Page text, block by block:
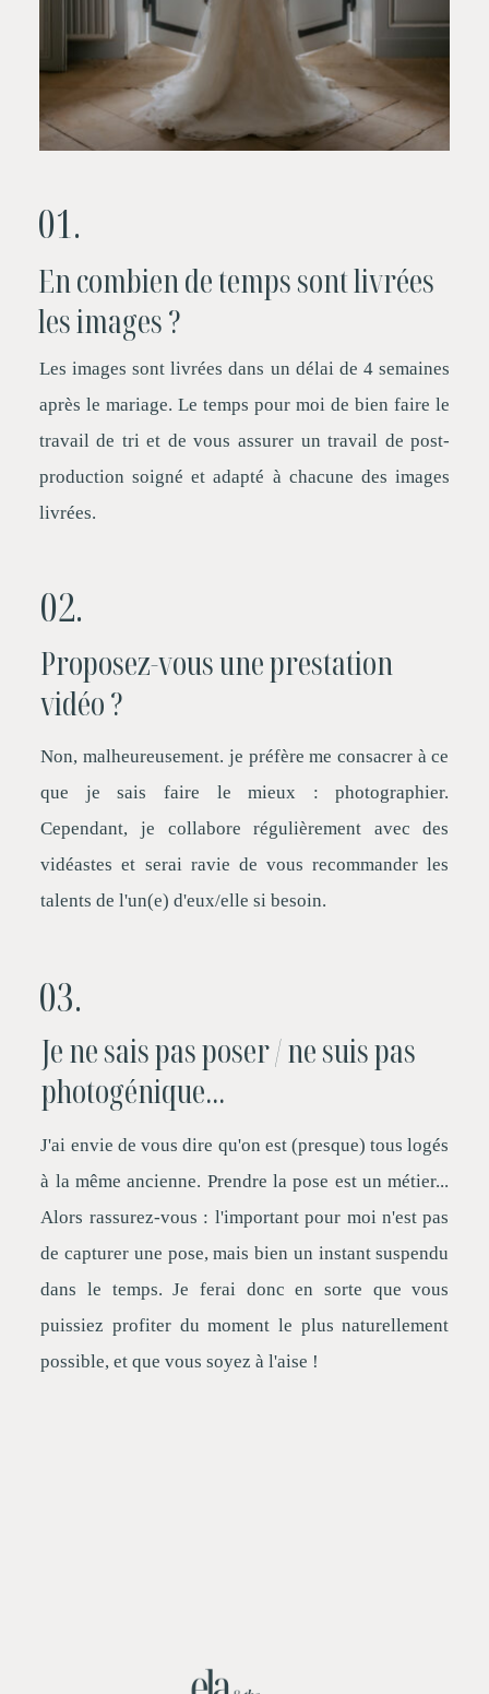
En combien de temps sont livrées
les images ?
01.
Les images sont livrées dans un délai de 4 semaines
après le mariage. Le temps pour moi de bien faire le
travail de tri et de vous assurer un travail de post-
production soigné et adapté à chacune des images
livrées.
Proposez-vous une prestation
vidéo ?
02.
Non, malheureusement. je préfère me consacrer à ce
que je sais faire le mieux : photographier.
Cependant, je collabore régulièrement avec des
vidéastes et serai ravie de vous recommander les
talents de l'un(e) d'eux/elle si besoin.
Je ne sais pas poser / ne suis pas
photogénique...
03.
J'ai envie de vous dire qu'on est (presque) tous logés
à la même ancienne. Prendre la pose est un métier...
Alors rassurez-vous : l'important pour moi n'est pas
de capturer une pose, mais bien un instant suspendu
dans le temps. Je ferai donc en sorte que vous
puissiez profiter du moment le plus naturellement
possible, et que vous soyez à l'aise !